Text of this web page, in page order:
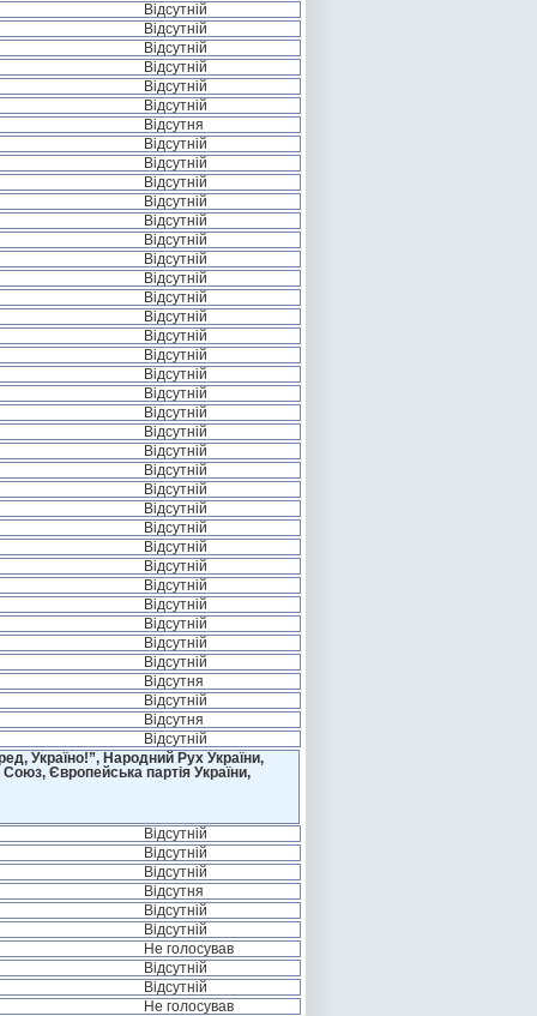
Відсутній
Відсутній
Відсутній
Відсутній
Відсутній
Відсутній
Відсутня
Відсутній
Відсутній
Відсутній
Відсутній
Відсутній
Відсутній
Відсутній
Відсутній
Відсутній
Відсутній
Відсутній
Відсутній
Відсутній
Відсутній
Відсутній
Відсутній
Відсутній
Відсутній
Відсутній
Відсутній
Відсутній
Відсутній
Відсутній
Відсутній
Відсутній
Відсутній
Відсутній
Відсутній
Відсутня
Відсутній
Відсутня
Відсутній
Україно!”, Народний Рух України,
Європейська партія України,
Відсутній
Відсутній
Відсутній
Відсутня
Відсутній
Відсутній
Не голосував
Відсутній
Відсутній
Не голосував